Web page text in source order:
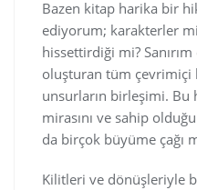
Bazen kitap harika bir
ediyorum; karakterler
hissettirdiği mi?
oluşturan tüm çevrimiçi
unsurların birleşimi. Bu
mirasını ve sahip
da birçok büyüme çağı
Kilitleri ve dönüşleriyle